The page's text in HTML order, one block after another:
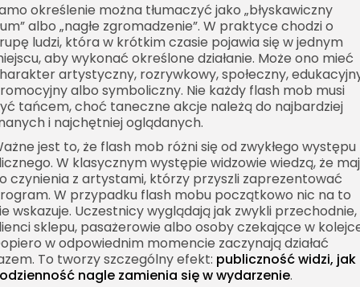
określenie można tłumaczyć jako „błyskawiczny
albo „nagłe zgromadzenie”. W praktyce chodzi o
ludzi, która w krótkim czasie pojawia się w jednym
aby wykonać określone działanie. Może ono mieć
artystyczny, rozrywkowy, społeczny,
albo symboliczny. Nie każdy flash mob musi
tańcem, choć taneczne akcje należą do najbardziej
i najchętniej oglądanych.
jest to, że flash mob różni się od zwykłego występu
W klasycznym występie widzowie wiedzą, że
czynienia z artystami, którzy przyszli zaprezentować
W przypadku flash mobu początkowo nic na to
wskazuje. Uczestnicy wyglądają jak zwykli przechodnie,
sklepu, pasażerowie albo osoby czekające w
w odpowiednim momencie zaczynają działać
To tworzy szczególny efekt: publiczność widzi, jak
nagle zamienia się w wydarzenie.